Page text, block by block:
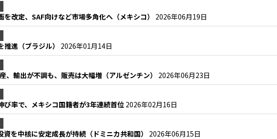
を改定、SAF向けなど市場多角化へ（メキシコ） 2026年06月19日
推進（ブラジル） 2026年01月14日
、輸出が不調も、販売は大幅増（アルゼンチン） 2026年06月23日
び率で、メキシコ国籍者が3年連続首位 2026年02月16日
資を中核に安定成長が持続（ドミニカ共和国） 2026年06月15日